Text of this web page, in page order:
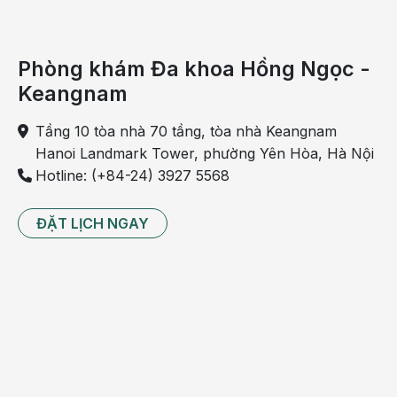
Viêm bao gân gây đau đớn, khó vận động ở những vị
trí viêm
Ngoài ra, tình trạng viêm gân còn khiến các khớp
hạn chế cử động hoặc bị đứt, rách. Nhiều trường
Phòng khám Đa khoa Hồng Ngọc -
Keangnam
Tầng 10 tòa nhà 70 tầng, tòa nhà Keangnam
Hanoi Landmark Tower, phường Yên Hòa, Hà Nội
Hotline: (+84-24) 3927 5568
ĐẶT LỊCH NGAY